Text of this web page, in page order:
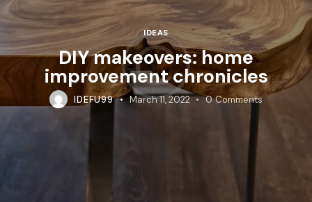
IDEAS
DIY makeovers: home
improvement chronicles
IDEFU99 March 11, 2022 0 Comments